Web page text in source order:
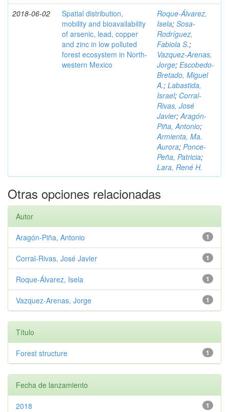
2018-06-02
Spatial distribution,
mobility and bioavailability
of arsenic, lead, copper
and zinc in low polluted
forest ecosystem in North-
western Mexico
Roque-Álvarez,
Isela; Sosa-
Rodríguez,
Fabiola S.;
Vazquez-Arenas,
Jorge; Escobedo-
Bretado, Miguel
A.; Labastida,
Israel; Corral-
Rivas, José
Javier;Aragón-
Piña, Antonio;
Armienta, Ma.
Aurora; Ponce-
Peña, Patricia;
Lara, René H.
Otras opciones relacionadas
Autor
1
Aragón-Piña, Antonio
1
Corral-Rivas, José Javier
1
Roque-Álvarez, Isela
1
Vazquez-Arenas, Jorge
Título
1
Forest structure
Fecha de lanzamiento
1
2018